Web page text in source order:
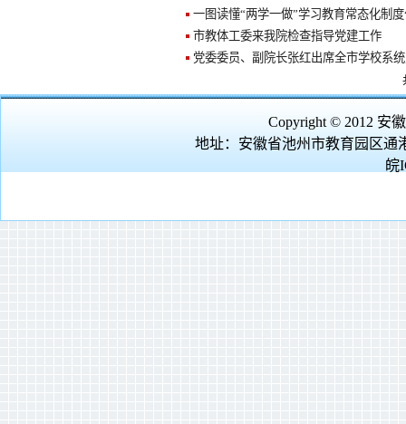
一图读懂“两学一做”学习教育常态化制
市教体工委来我院检查指导党建工作
党委委员、副院长张红出席全市学校系
Copyright © 2012 安
地址：安徽省池州市教育园区
皖